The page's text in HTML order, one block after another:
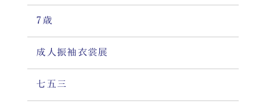
7歳
成人振袖衣裳展
七五三